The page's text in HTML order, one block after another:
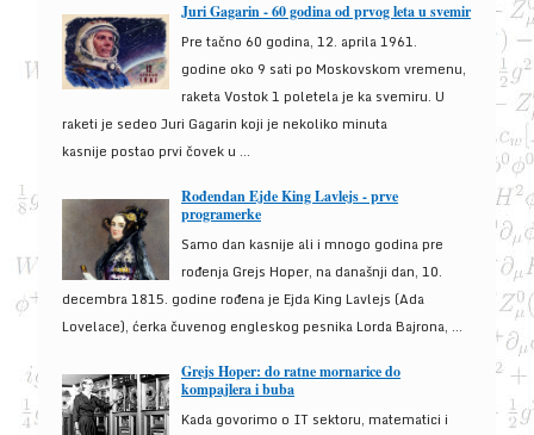
Juri Gagarin - 60 godina od prvog leta u svemir
Pre tačno 60 godina, 12. aprila 1961.
godine oko 9 sati po Moskovskom vremenu,
raketa Vostok 1 poletela je ka svemiru. U
raketi je sedeo Juri Gagarin koji je nekoliko minuta
kasnije postao prvi čovek u ...
Rođendan Ejde King Lavlejs - prve
programerke
Samo dan kasnije ali i mnogo godina pre
rođenja Grejs Hoper, na današnji dan, 10.
decembra 1815. godine rođena je Ejda King Lavlejs (Ada
Lovelace), ćerka čuvenog engleskog pesnika Lorda Bajrona, ...
Grejs Hoper: do ratne mornarice do
kompajlera i buba
Kada govorimo o IT sektoru, matematici i